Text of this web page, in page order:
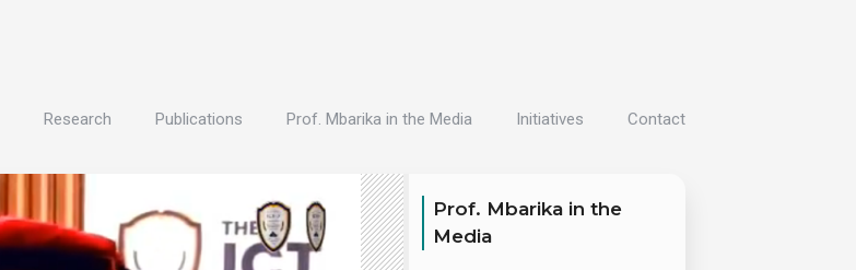
Research Publications Prof. Mbarika in the Media Initiatives Contact
Prof. Mbarika in the
Media